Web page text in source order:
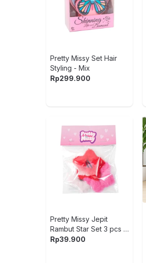
Pretty Missy Set Hair
Styling - Mix
Rp299.900
Pretty Missy Jepit
Rambut Star Set 3 pcs -
Mix
Rp39.900